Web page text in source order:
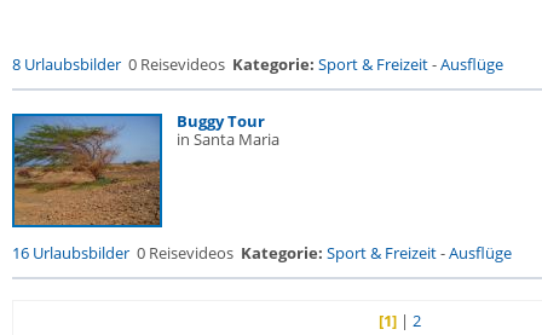
8 Urlaubsbilder 0 Reisevideos Kategorie: Sport & Freizeit-Ausflüge
Buggy Tour
in Santa Maria
16 Urlaubsbilder 0 Reisevideos Kategorie: Sport & Freizeit-Ausflüge
[1] |2